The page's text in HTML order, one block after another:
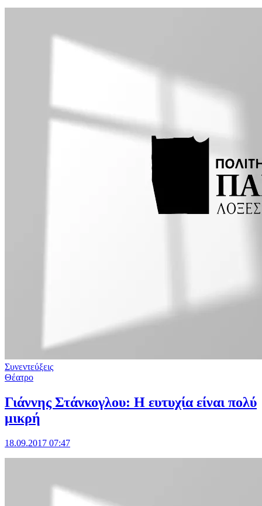
Συνεντεύξεις
Θέατρο
Γιάννης Στάνκογλου: Η ευτυχία είναι πολύ
μικρή
18.09.2017 07:47